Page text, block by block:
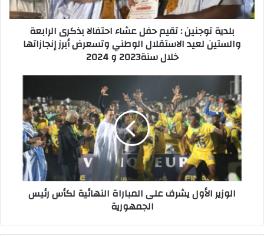
بلدية توجنين : تقيم حفل عشاء احتفالا بذكرى الرابعة
والستين لعيد الاستقلال الوطني وتسعرض أبرز إنجازاتها
خلال سنة2023 و 2024
الوزير الأول يشرف على المباراة النهائية لكأس رئيس
الجمهورية